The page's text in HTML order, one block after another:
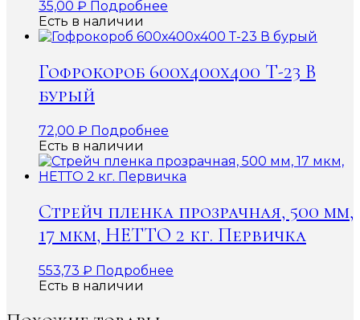
35,00 ₽ Подробнее
Есть в наличии
Гофрокороб 600x400x400 Т-23 В
бурый
72,00 ₽ Подробнее
Есть в наличии
Стрейч пленка прозрачная, 500 мм,
17 мкм, НЕТТО 2 кг. Первичка
553,73 ₽ Подробнее
Есть в наличии